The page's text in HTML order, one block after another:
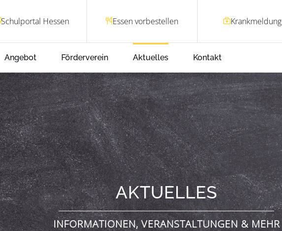
Schulportal Hessen Essen vorbestellen Krankmeldung
Angebot Förderverein Aktuelles Kontakt
AKTUELLES
INFORMATIONEN, VERANSTALTUNGEN & MEHR